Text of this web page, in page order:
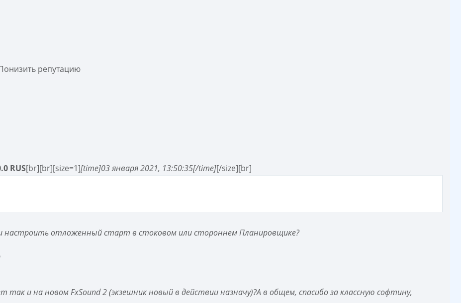
RUS[br][br][size=1][time]03 января 2021, 13:50:35[/time][/size][br]
настроить отложенный старт в стоковом или стороннем Планировщике?
так и на новом FxSound 2 (экзешник новый в действии назначу)?А в общем, спасибо за классную софтину,